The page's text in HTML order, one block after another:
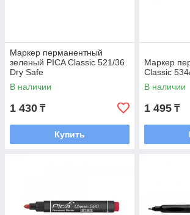
Маркер перманентный
зеленый PICA Classic 521/36
Dry Safe
В наличии
1 430 ₸
Купить
Маркер
Classic
В наличии
1 495 ₸